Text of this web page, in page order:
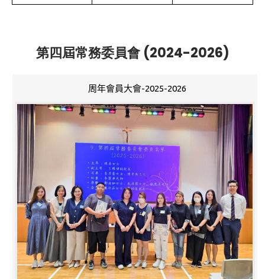
第四屆常務委員會 (2024-2026)
周年會員大會-2025-2026